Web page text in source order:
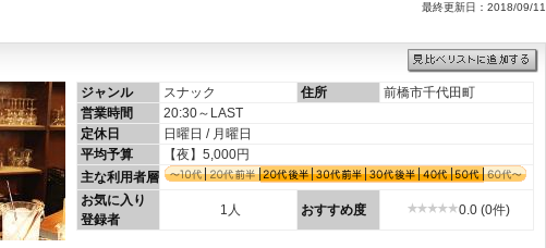
最終更新日：2018/09/11
ジャンル スナック 住所
前橋市千代田町
営業時間
20:30～LAST
定休日
日曜日 / 月曜日
平均予算
【夜】5,000円
主な利用者層
お気に入り
登録者
1人 おすすめ度 0.0 (0件)